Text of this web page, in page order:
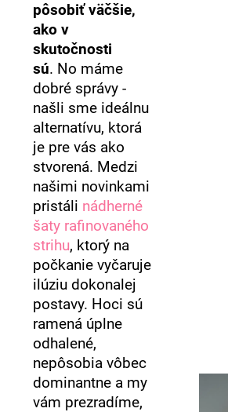
pôsobiť väčšie,
ako v
skutočnosti
sú. No máme
dobré správy -
našli sme ideálnu
alternatívu, ktorá
je pre vás ako
stvorená. Medzi
našimi novinkami
pristáli nádherné
šaty rafinovaného
strihu, ktorý na
počkanie vyčaruje
ilúziu dokonalej
postavy. Hoci sú
ramená úplne
odhalené,
nepôsobia vôbec
dominantne a my
vám prezradíme,